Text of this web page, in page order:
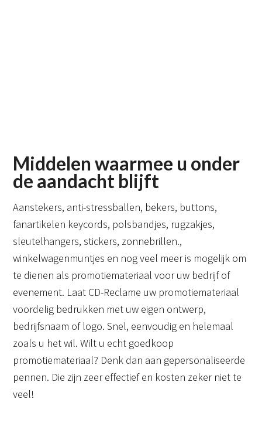
Middelen waarmee u onder
de aandacht blijft
Aanstekers, anti-stressballen, bekers, buttons,
fanartikelen keycords, polsbandjes, rugzakjes,
sleutelhangers, stickers, zonnebrillen.,
winkelwagenmuntjes en nog veel meer is mogelijk om
te dienen als promotiemateriaal voor uw bedrijf of
evenement. Laat CD-Reclame uw promotiemateriaal
voordelig bedrukken met uw eigen ontwerp,
bedrijfsnaam of logo. Snel, eenvoudig en helemaal
zoals u het wil. Wilt u echt goedkoop
promotiemateriaal? Denk dan aan gepersonaliseerde
pennen. Die zijn zeer effectief en kosten zeker niet te
veel!